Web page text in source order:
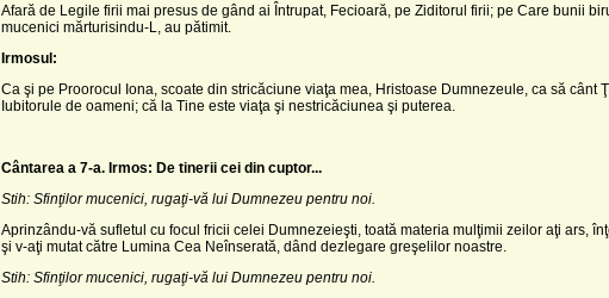
Afară de Legile firii mai presus de gând ai Întrupat, Fecioară, pe Ziditorul firii; pe Care bunii
mucenici mărturisindu-L, au pătimit.
Irmosul:
Ca şi pe Proorocul Iona, scoate din stricăciune viaţa mea, Hristoase Dumnezeule, ca să cânt
Iubitorule de oameni; că la Tine este viaţa şi nestricăciunea şi puterea.
Cântarea a 7-a. Irmos: De tinerii cei din cuptor...
Stih: Sfinţilor mucenici, rugaţi-vă lui Dumnezeu pentru noi.
Aprinzându-vă sufletul cu focul fricii celei Dumnezeieşti, toată materia mulţimii zeilor aţi ars,
şi v-aţi mutat către Lumina Cea Neînserată, dând dezlegare greşelilor noastre.
Stih: Sfinţilor mucenici, rugaţi-vă lui Dumnezeu pentru noi.